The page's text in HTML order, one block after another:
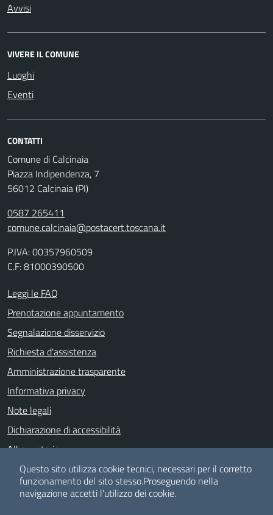
Avvisi
VIVERE IL COMUNE
Luoghi
Eventi
CONTATTI
Comune di Calcinaia
Piazza Indipendenza, 7
56012 Calcinaia (PI)
0587 265411
comune.calcinaia@postacert.toscana.it
P.IVA: 00357960509
C.F: 81000390500
Leggi le FAQ
Prenotazione appuntamento
Segnalazione disservizio
Richiesta d'assistenza
Amministrazione trasparente
Informativa privacy
Note legali
Dichiarazione di accessibilità
Albo pretorio
Meccanismo di feedback
Questo sito utilizza cookie tecnici, necessari per il corretto
funzionamento del sito stesso.Proseguendo nella
navigazione accetti l'utilizzo dei cookie.